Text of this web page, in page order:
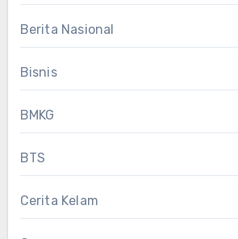
Berita Nasional
Bisnis
BMKG
BTS
Cerita Kelam